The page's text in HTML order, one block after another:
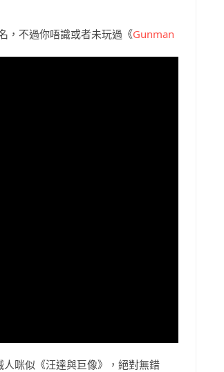
，不過你唔識或者未玩過《Gunman
咪似《汪達與巨像》，絕對無錯